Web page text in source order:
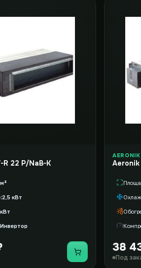
Aeronik AMV-R 22 P/NaB-K
2,5 кВт
Инвертор
Купить
AERONIK
38
Под